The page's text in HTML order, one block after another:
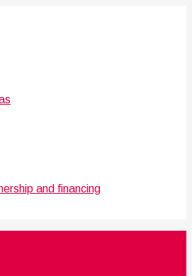
and financing